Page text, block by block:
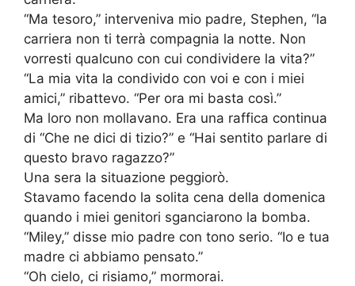
“Ma tesoro,” interveniva mio padre, Stephen, “la
carriera non ti terrà compagnia la notte. Non
vorresti qualcuno con cui condividere la vita?”
“La mia vita la condivido con voi e con i miei
amici,” ribattevo. “Per ora mi basta così.”
Ma loro non mollavano. Era una raffica continua
di “Che ne dici di tizio?” e “Hai sentito parlare di
questo bravo ragazzo?”
Una sera la situazione peggiorò.
Stavamo facendo la solita cena della domenica
quando i miei genitori sganciarono la bomba.
“Miley,” disse mio padre con tono serio. “Io e tua
madre ci abbiamo pensato.”
“Oh cielo, ci risiamo,” mormorai.